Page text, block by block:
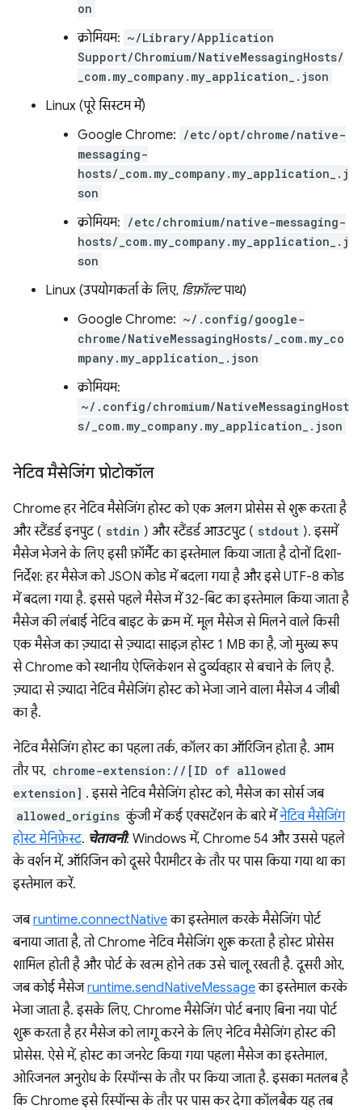
on
क्रोमियम: ~/Library/Application
Support/Chromium/NativeMessagingHosts/
_com.my_company.my_application_.json
Linux (पूरे सिस्टम में)
Google Chrome: /etc/opt/chrome/native-
messaging-
hosts/_com.my_company.my_application_.j
son
क्रोमियम: /etc/chromium/native-messaging-
hosts/_com.my_company.my_application_.j
son
Linux (उपयोगकर्ता के लिए, डिफ़ॉल्टपाथ)
Google Chrome: ~/.config/google-
chrome/NativeMessagingHosts/_com.my_co
mpany.my_application_.json
क्रोमियम:
~/.config/chromium/NativeMessagingHost
s/_com.my_company.my_application_.json
नेटिव मैसेजिंग प्रोटोकॉल
Chrome हर नेटिव मैसेजिंग होस्ट को एक अलग प्रोसेस से शुरू करता है
और स्टैंडर्ड इनपुट ( stdin ) और स्टैंडर्ड आउटपुट ( stdout ). इसमें
मैसेज भेजने के लिए इसी फ़ॉर्मैट का इस्तेमाल किया जाता है दोनों दिशा-
निर्देश: हर मैसेज को JSON कोड में बदला गया है और इसे UTF-8 कोड
में बदला गया है. इससे पहले मैसेज में 32-बिट का इस्तेमाल किया जाता है
मैसेज की लंबाई नेटिव बाइट के क्रम में. मूल मैसेज से मिलने वाले किसी
एक मैसेज का ज़्यादा से ज़्यादा साइज़ होस्ट 1 MB का है, जो मुख्य रूप
से Chrome को स्थानीय ऐप्लिकेशन से दुर्व्यवहार से बचाने के लिए है.
ज़्यादा से ज़्यादा नेटिव मैसेजिंग होस्ट को भेजा जाने वाला मैसेज 4 जीबी
का है.
नेटिव मैसेजिंग होस्ट का पहला तर्क, कॉलर का ऑरिजिन होता है. आम
तौर पर, chrome-extension://[ID of allowed
extension] . इससे नेटिव मैसेजिंग होस्ट को, मैसेज का सोर्स जब
allowed_origins कुंजी में कई एक्सटेंशन के बारे मेंनेटिव मैसेजिंग
होस्ट मेनिफ़ेस्ट. चेतावनी: Windows में, Chrome 54 और उससे पहले
के वर्शन में, ऑरिजिन को दूसरे पैरामीटर के तौर पर पास किया गया था का
इस्तेमाल करें.
जबruntime.connectNativeका इस्तेमाल करके मैसेजिंग पोर्ट
बनाया जाता है, तो Chrome नेटिव मैसेजिंग शुरू करता है होस्ट प्रोसेस
शामिल होती है और पोर्ट के खत्म होने तक उसे चालू रखती है. दूसरी ओर,
जब कोई मैसेजruntime.sendNativeMessageका इस्तेमाल करके
भेजा जाता है. इसके लिए, Chrome मैसेजिंग पोर्ट बनाए बिना नया पोर्ट
शुरू करता है हर मैसेज को लागू करने के लिए नेटिव मैसेजिंग होस्ट की
प्रोसेस. ऐसे में, होस्ट का जनरेट किया गया पहला मैसेज का इस्तेमाल,
ओरिजनल अनुरोध के रिस्पॉन्स के तौर पर किया जाता है. इसका मतलब है
कि Chrome इसे रिस्पॉन्स के तौर पर पास कर देगा कॉलबैक यह तब